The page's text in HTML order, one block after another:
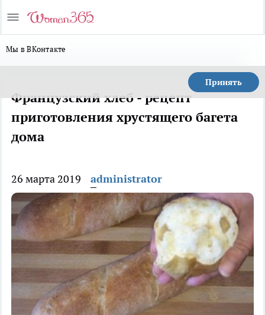
Мы в ВКонтакте
Принять
Французский хлеб - рецепт
приготовления хрустящего багета
дома
26 марта 2019 administrator